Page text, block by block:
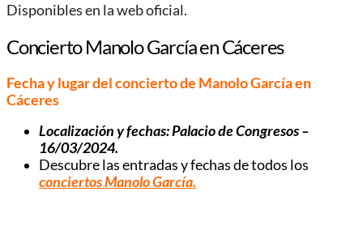
Disponibles en la web oficial.
Concierto Manolo García en Cáceres
Fecha y lugar del concierto de Manolo García en
Cáceres
Localización y fechas: Palacio de Congresos –
16/03/2024.
Descubre las entradas y fechas de todos los
conciertos Manolo García.